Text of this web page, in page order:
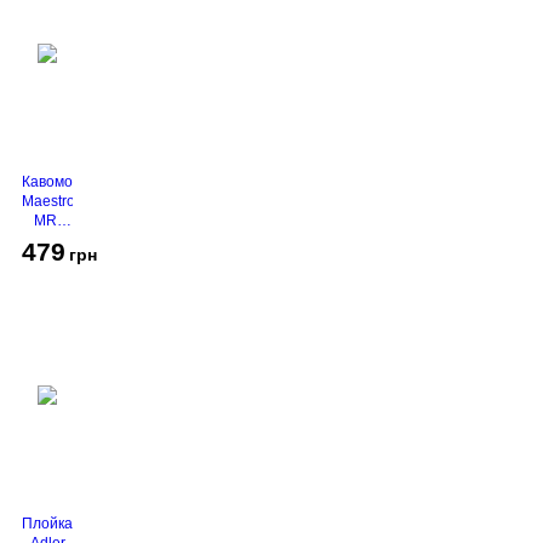
Кавомолка
Maestro
MR-
Grey
479 грн
Плойка